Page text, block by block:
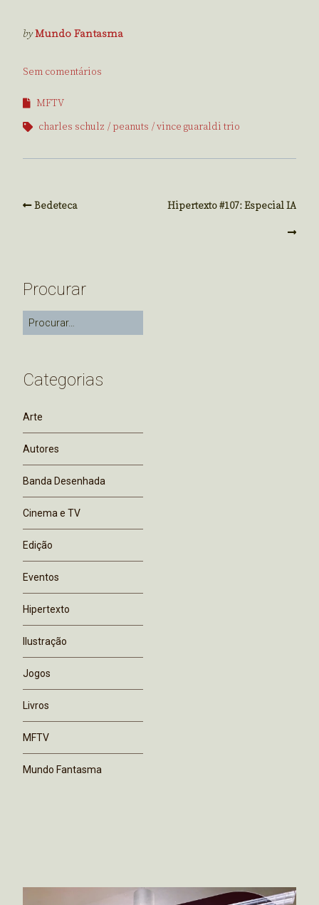
byMundo Fantasma
Sem comentários
MFTV
charles schulz
peanuts vince guaraldi trio
Bedeteca Hipertexto #107: Especial IA
Procurar
Categorias
Arte
Autores
Banda Desenhada
Cinema e TV
Edição
Eventos
Hipertexto
Ilustração
Jogos
Livros
MFTV
Mundo Fantasma